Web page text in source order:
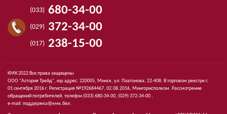
(033) 680-34-00
(029) 372-34-00
(017) 238-15-00
КМК 2022 Все права защищены
ООО "Астория Трейд", юр.адрес: 220005, Минск, ул. Платонова, 22-408. В торговом реестре с
01 сентября 2016 г. Регистрация №192684467, 02.08.2016, Мингорисполком. Рассмотрение
обращений потребителей, телефон(033)680-34-00, (029)372-34-00 ,
e-mail: поддержка@кмк.бел.